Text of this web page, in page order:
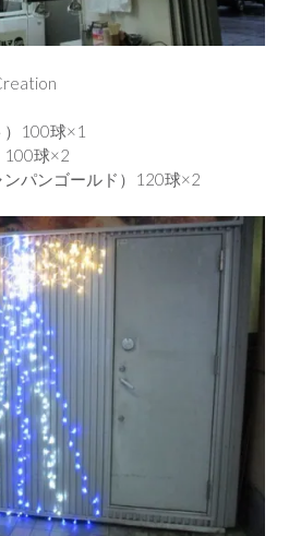
）100球×1
100球×2
パンゴールド）120球×2